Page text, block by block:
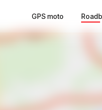
GPS moto